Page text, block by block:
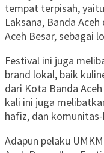
tempat terpisah,
Laksana, Banda
Aceh Besar, sebagai
Festival ini juga
brand lokal, baik
dari Kota Banda
kali ini juga
hafiz, dan
Adapun pelaku